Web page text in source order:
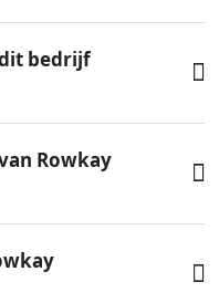
bedrijf
Rowkay